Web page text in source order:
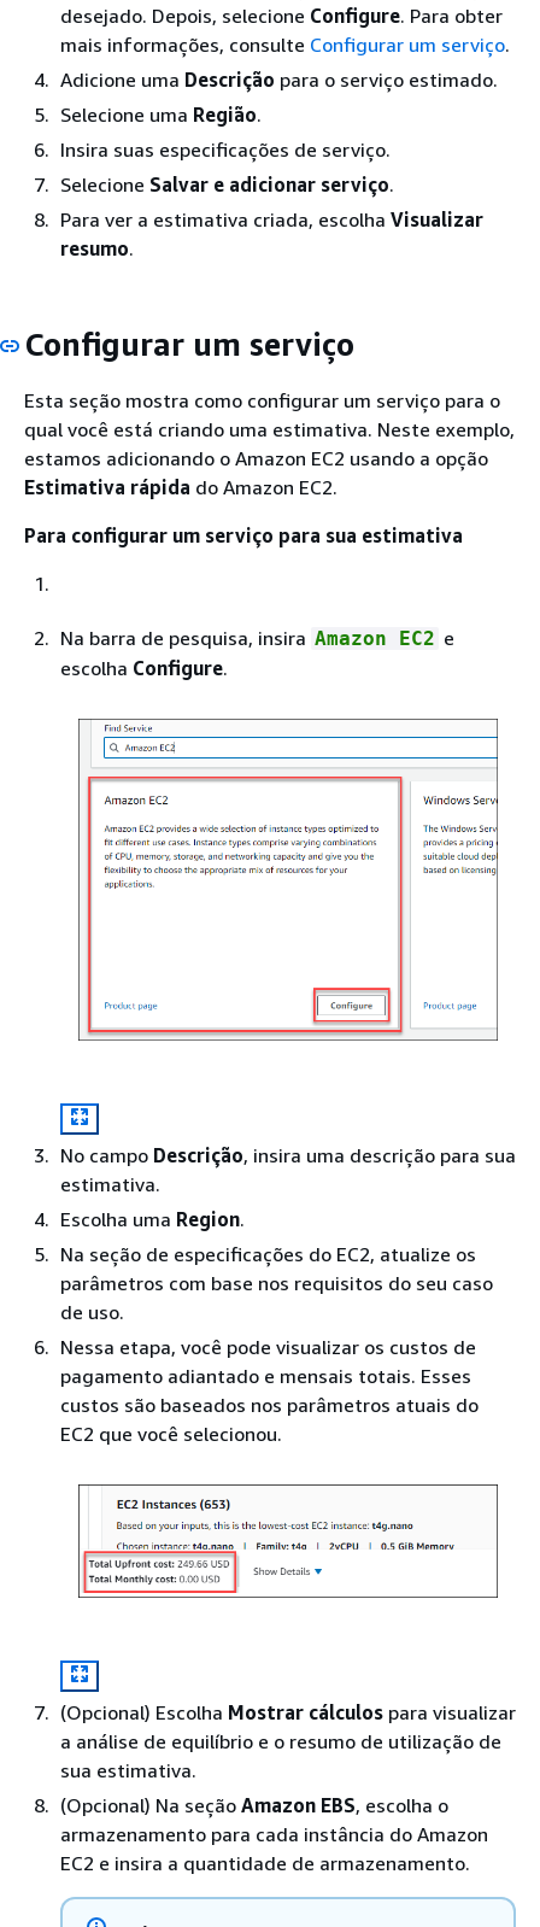
desejado. Depois, selecione Configure. Para obter
mais informações, consulte Configurar um serviço.
Adicione uma Descrição para o serviço estimado.
Selecione uma Região.
Insira suas especificações de serviço.
Selecione Salvar e adicionar serviço.
Para ver a estimativa criada, escolha Visualizar
resumo.
Configurar um serviço
Esta seção mostra como configurar um serviço para o
qual você está criando uma estimativa. Neste exemplo,
estamos adicionando o Amazon EC2 usando a opção
Estimativa rápida do Amazon EC2.
Para configurar um serviço para sua estimativa
Na barra de pesquisa, insira Amazon EC2 e
escolha Configure.
No campo Descrição, insira uma descrição para sua
estimativa.
Escolha uma Region.
Na seção de especificações do EC2, atualize os
parâmetros com base nos requisitos do seu caso
de uso.
Nessa etapa, você pode visualizar os custos de
pagamento adiantado e mensais totais. Esses
custos são baseados nos parâmetros atuais do
EC2 que você selecionou.
(Opcional) Escolha Mostrar cálculos para visualizar
a análise de equilíbrio e o resumo de utilização de
sua estimativa.
(Opcional) Na seção Amazon EBS, escolha o
armazenamento para cada instância do Amazon
EC2 e insira a quantidade de armazenamento.